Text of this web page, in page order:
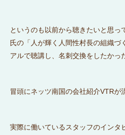
というのも以前から聴きたいと思っ
氏の「人が輝く人間性村長の組織づ
アルで聴講し、名刺交換をしたかっ
冒頭にネッツ南国の会社紹介VTRが
実際に働いているスタッフのインタ